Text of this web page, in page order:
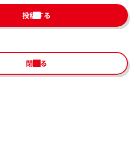
投稿する
閉じる